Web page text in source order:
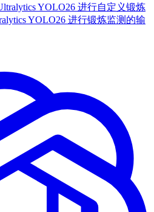
YOLO26 进行自定义锻炼
YOLO26 进行锻炼监测的输